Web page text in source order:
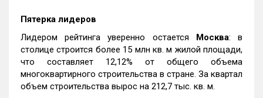
Пятерка лидеров
Лидером рейтинга уверенно остается Москва: в
столице строится более 15 млн кв. м жилой площади,
что составляет 12,12% от общего объема
многоквартирного строительства в стране. За квартал
объем строительства вырос на 212,7 тыс. кв. м.